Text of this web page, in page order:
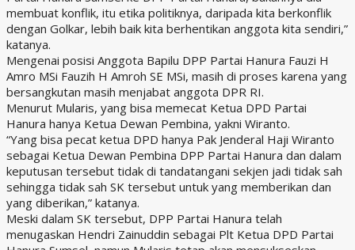
membuat konflik, itu etika politiknya, daripada kita berkonflik
dengan Golkar, lebih baik kita berhentikan anggota kita sendiri,”
katanya.
Mengenai posisi Anggota Bapilu DPP Partai Hanura Fauzi H
Amro MSi Fauzih H Amroh SE MSi, masih di proses karena yang
bersangkutan masih menjabat anggota DPR RI.
Menurut Mularis, yang bisa memecat Ketua DPD Partai
Hanura hanya Ketua Dewan Pembina, yakni Wiranto.
“Yang bisa pecat ketua DPD hanya Pak Jenderal Haji Wiranto
sebagai Ketua Dewan Pembina DPP Partai Hanura dan dalam
keputusan tersebut tidak di tandatangani sekjen jadi tidak sah
sehingga tidak sah SK tersebut untuk yang memberikan dan
yang diberikan,” katanya.
Meski dalam SK tersebut, DPP Partai Hanura telah
menugaskan Hendri Zainuddin sebagai Plt Ketua DPD Partai